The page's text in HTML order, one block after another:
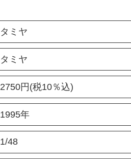
タミヤ
タミヤ
2750円(税10％込)
1995年
1/48